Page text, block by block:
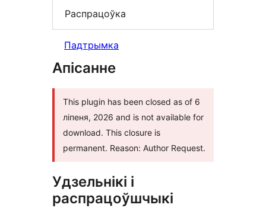
Распрацоўка
Падтрымка
Апісанне
This plugin has been closed as of 6
ліпеня, 2026 and is not available for
download. This closure is
permanent. Reason: Author Request.
Удзельнікі і
распрацоўшчыкі